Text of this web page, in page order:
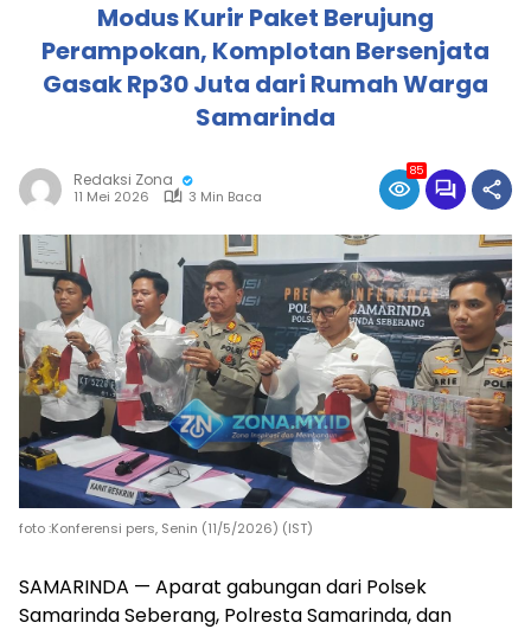
Modus Kurir Paket Berujung
Perampokan, Komplotan Bersenjata
Gasak Rp30 Juta dari Rumah Warga
Samarinda
Redaksi Zona
11 Mei 2026 3 Min Baca
85
foto :Konferensi pers, Senin (11/5/2026) (IST)
SAMARINDA — Aparat gabungan dari Polsek
Samarinda Seberang, Polresta Samarinda, dan